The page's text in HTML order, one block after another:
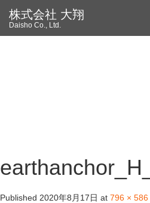
株式会社 大翔
Daisho Co., Ltd.
Published 2020年8月17日 at 796 × 586